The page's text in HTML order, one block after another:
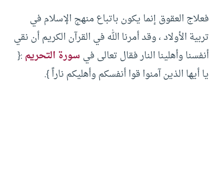
فعلاج العقوق إنما يكون باتباع منهج الإسلام في
تربية الأولاد ، وقد أمرنا الله في القرآن الكريم أن نقي
أنفسنا وأهلينا النار فقال تعالى فيسورة التحريم:{
يا أيها الذين آمنوا قوا أنفسكم وأهليكم ناراً }.